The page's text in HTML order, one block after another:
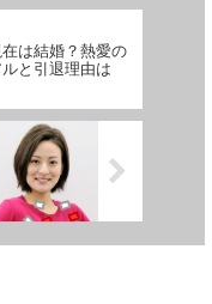
は結婚？熱愛の
と引退理由は